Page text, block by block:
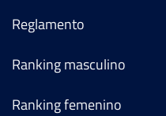
Reglamento
Ranking masculino
Ranking femenino